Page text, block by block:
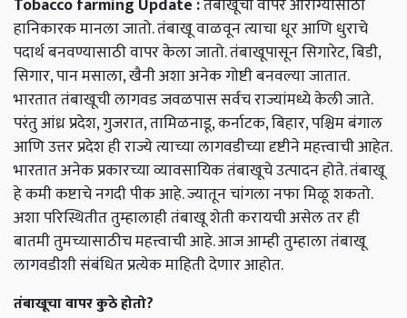
Tobacco farming Update :तंबाखूचा वापर आरोग्यासाठी
हानिकारक मानला जातो. तंबाखू वाळवून त्याचा धूर आणि धुराचे
पदार्थ बनवण्यासाठी वापर केला जातो. तंबाखूपासून सिगारेट, बिडी,
सिगार, पान मसाला, खैनी अशा अनेक गोष्टी बनवल्या जातात.
भारतात तंबाखूची लागवड जवळपास सर्वच राज्यांमध्ये केली जाते.
परंतु आंध्र प्रदेश, गुजरात, तामिळनाडू, कर्नाटक, बिहार, पश्चिम बंगाल
आणि उत्तर प्रदेश ही राज्ये त्याच्या लागवडीच्या दृष्टीने महत्त्वाची आहेत.
भारतात अनेक प्रकारच्या व्यावसायिक तंबाखूचे उत्पादन होते. तंबाखू
हे कमी कष्टाचे नगदी पीक आहे. ज्यातून चांगला नफा मिळू शकतो.
अशा परिस्थितीत तुम्हालाही तंबाखू शेती करायची असेल तर ही
बातमी तुमच्यासाठीच महत्त्वाची आहे. आज आम्ही तुम्हाला तंबाखू
लागवडीशी संबंधित प्रत्येक माहिती देणार आहोत.
तंबाखूचा वापर कुठे होतो?